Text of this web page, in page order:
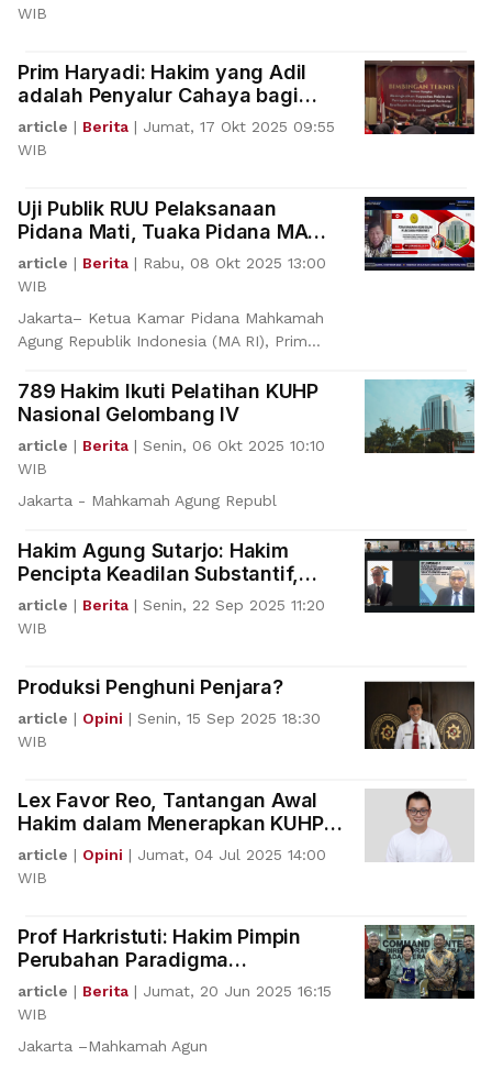
WIB
Prim Haryadi: Hakim yang Adil
adalah Penyalur Cahaya bagi
Bangsa
article | Berita | Jumat, 17 Okt 2025 09:55
WIB
Uji Publik RUU Pelaksanaan
Pidana Mati, Tuaka Pidana MA
Bahas Peran Peradilan
article | Berita | Rabu, 08 Okt 2025 13:00
WIB
Jakarta– Ketua Kamar Pidana Mahkamah
Agung Republik Indonesia (MA RI), Prim
789 Hakim Ikuti Pelatihan KUHP
Nasional Gelombang IV
article | Berita | Senin, 06 Okt 2025 10:10
WIB
Jakarta - Mahkamah Agung Republ
Hakim Agung Sutarjo: Hakim
Pencipta Keadilan Substantif,
Bukan Hanya Corong UU
article | Berita | Senin, 22 Sep 2025 11:20
WIB
Produksi Penghuni Penjara?
article | Opini | Senin, 15 Sep 2025 18:30
WIB
Lex Favor Reo, Tantangan Awal
Hakim dalam Menerapkan KUHP
Baru
article | Opini | Jumat, 04 Jul 2025 14:00
WIB
Prof Harkristuti: Hakim Pimpin
Perubahan Paradigma
Pemidanaan
article | Berita | Jumat, 20 Jun 2025 16:15
WIB
Jakarta –Mahkamah Agun